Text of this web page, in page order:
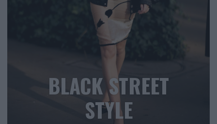
BLACK STREET
STYLE